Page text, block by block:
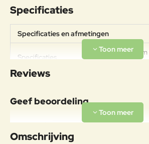
Specificaties
Specificaties en afmetingen
Specificaties
Breedte
Reviews
Geef beoordeling
Uw naam:
Omschrijving